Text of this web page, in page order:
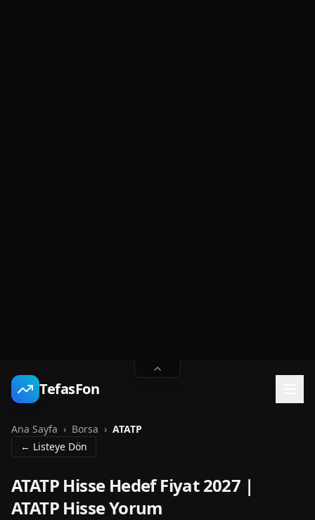
TefasFon
Ana Sayfa › Borsa › ATATP
← Listeye Dön
ATATP Hisse Hedef Fiyat 2027 |
ATATP Hisse Yorum